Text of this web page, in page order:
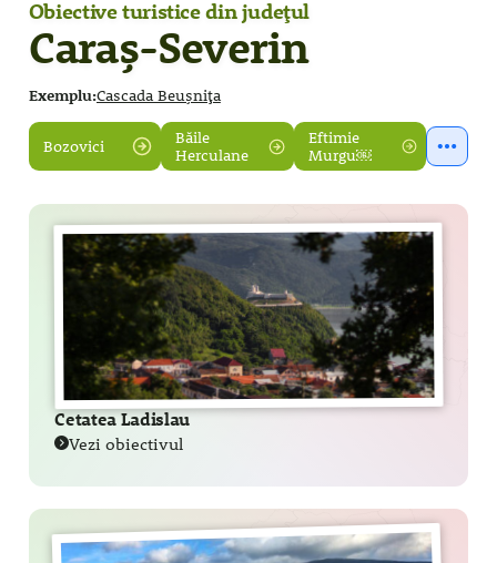
Obiective turistice din județul
Caraș-Severin
Exemplu:Cascada Beușnița
Bozovici
Băile
Herculane
Eftimie
Murgu￼
Cetatea Ladislau
Vezi obiectivul